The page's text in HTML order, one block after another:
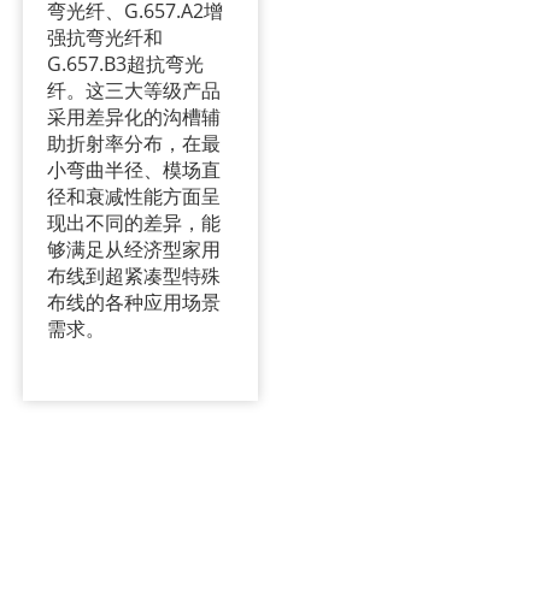
弯光纤、G.657.A2增
强抗弯光纤和
G.657.B3超抗弯光
纤。这三大等级产品
采用差异化的沟槽辅
助折射率分布，在最
小弯曲半径、模场直
径和衰减性能方面呈
现出不同的差异，能
够满足从经济型家用
布线到超紧凑型特殊
布线的各种应用场景
需求。